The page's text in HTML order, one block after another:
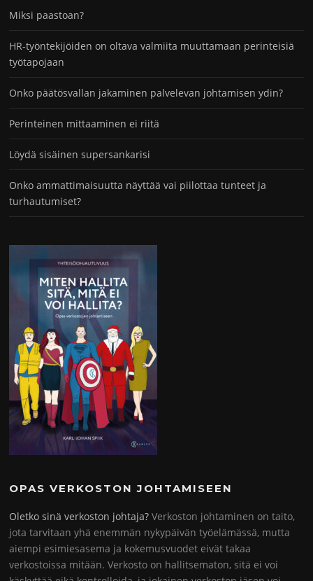
Miksi paastoan?
HR-työntekijöiden on oltava valmiita muuttamaan perinteisiä
työtapojaan
Onko päätösvallan jakaminen palvelevan johtamisen ydin?
Perinteinen mittaaminen ei riitä
Löydä sisäinen supersankarisi
Onko ammattimaisuutta näyttää vai piilottaa tunteet ja
turhautumiset?
OPAS VERKOSTON JOHTAMISEEN
Oletko sinä verkoston johtaja? Verkoston johtaminen on taito,
jota tarvitaan yhä enemmän nykypäivän työelämässä, mutta
aiempi esimiesasema ja kokemusvuodet eivät takaa
verkostoissa mitään. Verkosto on hallitsematon, sitä ei voi